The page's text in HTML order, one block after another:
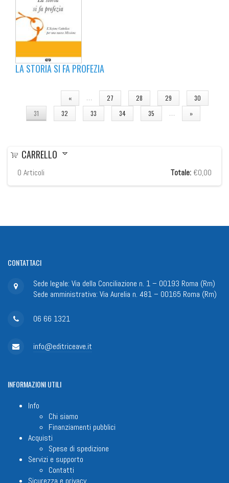
LA STORIA SI FA PROFEZIA
« … 27 28 29
30
31
32 33 34 35 … »
CARRELLO
0 Articoli Totale: €0,00
CONTATTACI
Sede legale: Via della Conciliazione n. 1 – 00193 Roma (Rm)
Sede amministrativa: Via Aurelia n. 481 – 00165 Roma (Rm)
06 66 1321
info@editriceave.it
INFORMAZIONIUTILI
Info
Chi siamo
Finanziamenti pubblici
Acquisti
Spese di spedizione
Servizi e supporto
Contatti
Sicurezza e privacy